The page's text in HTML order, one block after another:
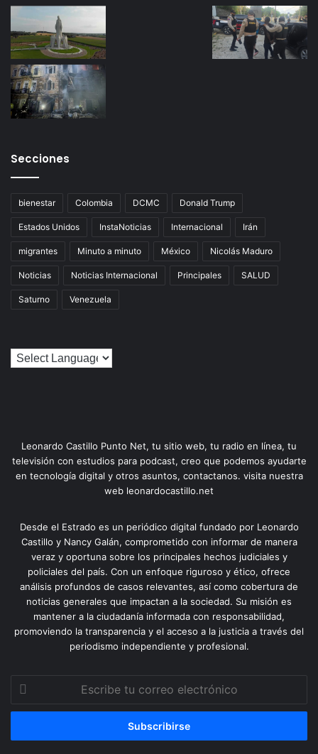
Secciones
bienestar Colombia DCMC Donald Trump
Estados Unidos InstaNoticias Internacional Irán
migrantes Minuto a minuto México Nicolás Maduro
Noticias Noticias Internacional Principales SALUD
Saturno Venezuela
Leonardo Castillo Punto Net, tu sitio web, tu radio en línea, tu
televisión con estudios para podcast, creo que podemos ayudarte
en tecnología digital y otros asuntos, contactanos. visita nuestra
web leonardocastillo.net
Desde el Estrado es un periódico digital fundado por Leonardo
Castillo y Nancy Galán, comprometido con informar de manera
veraz y oportuna sobre los principales hechos judiciales y
policiales del país. Con un enfoque riguroso y ético, ofrece
análisis profundos de casos relevantes, así como cobertura de
noticias generales que impactan a la sociedad. Su misión es
mantener a la ciudadanía informada con responsabilidad,
promoviendo la transparencia y el acceso a la justicia a través del
periodismo independiente y profesional.
correo